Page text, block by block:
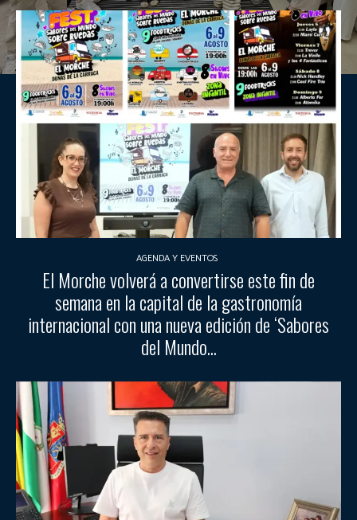
AGENDA Y EVENTOS
El Morche volverá a convertirse este fin de
semana en la capital de la gastronomía
internacional con una nueva edición de ‘Sabores
del Mundo...